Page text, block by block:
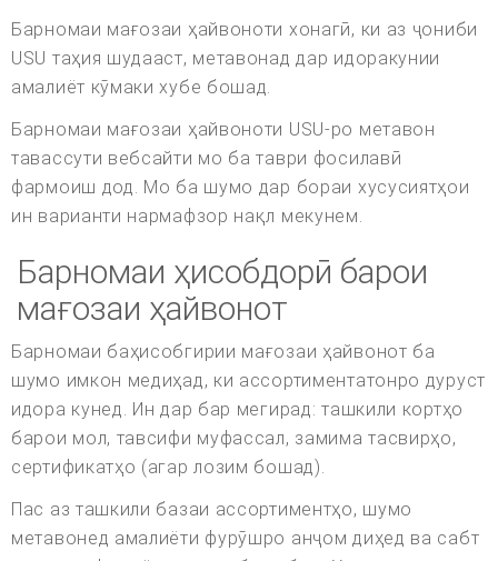
Барномаи мағозаи ҳайвоноти хонагӣ, ки аз ҷониби
USU таҳия шудааст, метавонад дар идоракунии
амалиёт кӯмаки хубе бошад.
Барномаи мағозаи ҳайвоноти USU-ро метавон
тавассути вебсайти мо ба таври фосилавӣ
фармоиш дод. Мо ба шумо дар бораи хусусиятҳои
ин варианти нармафзор нақл мекунем.
Барномаи ҳисобдорӣ барои
мағозаи ҳайвонот
Барномаи баҳисобгирии мағозаи ҳайвонот ба
шумо имкон медиҳад, ки ассортиментатонро дуруст
идора кунед. Ин дар бар мегирад: ташкили кортҳо
барои мол, тавсифи муфассал, замима тасвирҳо,
сертификатҳо (агар лозим бошад).
Пас аз ташкили базаи ассортиментҳо, шумо
метавонед амалиёти фурӯшро анҷом диҳед ва сабт